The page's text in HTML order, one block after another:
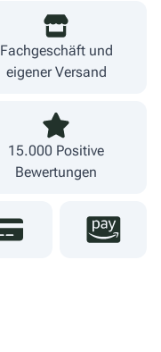
Fachgeschäft und
eigener Versand
15.000 Positive
Bewertungen